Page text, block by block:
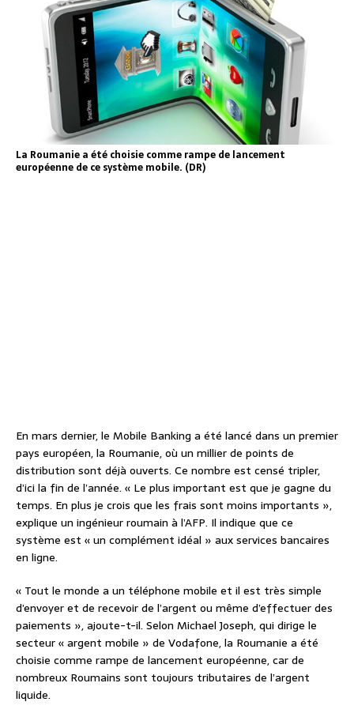
La Roumanie a été choisie comme rampe de lancement
européenne de ce système mobile. (DR)
En mars dernier, le Mobile Banking a été lancé dans un premier
pays européen, la Roumanie, où un millier de points de
distribution sont déjà ouverts. Ce nombre est censé tripler,
d’ici la fin de l’année. « Le plus important est que je gagne du
temps. En plus je crois que les frais sont moins importants »,
explique un ingénieur roumain à l’AFP. Il indique que ce
système est « un complément idéal » aux services bancaires
en ligne.
« Tout le monde a un téléphone mobile et il est très simple
d’envoyer et de recevoir de l’argent ou même d’effectuer des
paiements », ajoute-t-il. Selon Michael Joseph, qui dirige le
secteur « argent mobile » de Vodafone, la Roumanie a été
choisie comme rampe de lancement européenne, car de
nombreux Roumains sont toujours tributaires de l’argent
liquide.